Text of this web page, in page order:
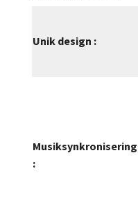
Unik design :
Musiksynkronisering
: